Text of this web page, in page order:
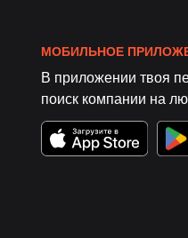
МОБИЛЬНОЕ
В приложении твоя
поиск компании на